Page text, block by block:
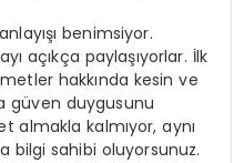
benimsiyor.
açıkça paylaşıyorlar. İlk
hakkında kesin ve
güven duygusunu
almakla kalmıyor, aynı
bilgi sahibi oluyorsunuz.